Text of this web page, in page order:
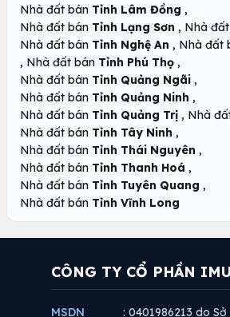
Nhà đất bán Tỉnh Lâm Đồng ,
Nhà đất bán Tỉnh Lạng Sơn , Nhà
Nhà đất bán Tỉnh Nghệ An , Nhà đất
, Nhà đất bán Tỉnh Phú Thọ ,
Nhà đất bán Tỉnh Quảng Ngãi ,
Nhà đất bán Tỉnh Quảng Ninh ,
Nhà đất bán Tỉnh Quảng Trị , Nhà
Nhà đất bán Tỉnh Tây Ninh ,
Nhà đất bán Tỉnh Thái Nguyên ,
Nhà đất bán Tỉnh Thanh Hoá ,
Nhà đất bán Tỉnh Tuyên Quang ,
Nhà đất bán Tỉnh Vĩnh Long
CÔNG TY CỔ PHẦN
MSDN : 0401986213 do